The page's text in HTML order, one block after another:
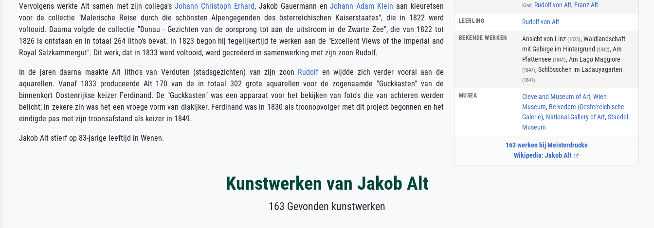
Kind: Rudolf von Alt, Franz Alt
LEERLING Rudolf von Alt
BEKENDE WERKEN Ansicht von Linz (1823), Waldlandschaft
mit Gebirge im Hintergrund (1842), Am
Plattensee (1841), Am Lago Maggiore
(1847), Schlösschen im Ladauyagarten
(1841)
MUSEA Cleveland Museum of Art, Wien
Museum, Belvedere (Oesterreichische
Galerie), National Gallery of Art, Staedel
Museum
163 werken bij Meisterdrucke
Wikipedia: Jakob Alt
Vervolgens werkte Alt samen met zijn collega'sJohann Christoph Erhard, Jakob Gauermann enJohann Adam Klein aan kleuretsen
voor de collectie "Malerische Reise durch die schönsten Alpengegenden des österreichischen Kaiserstaates", die in 1822 werd
voltooid. Daarna volgde de collectie "Donau - Gezichten van de oorsprong tot aan de uitstroom in de Zwarte Zee", die van 1822 tot
1826 is ontstaan en in totaal 264 litho's bevat. In 1823 begon hij tegelijkertijd te werken aan de "Excellent Views of the Imperial and
Royal Salzkammergut". Dit werk, dat in 1833 werd voltooid, werd gecreëerd in samenwerking met zijn zoon Rudolf.
In de jaren daarna maakte Alt litho's van Verduten (stadsgezichten) van zijn zoon Rudolf en wijdde zich verder vooral aan de
aquarellen. Vanaf 1833 produceerde Alt 170 van de in totaal 302 grote aquarellen voor de zogenaamde "Guckkasten" van de
binnenkort Oostenrijkse keizer Ferdinand. De "Guckkasten" was een apparaat voor het bekijken van foto's die van achteren werden
belicht; in zekere zin was het een vroege vorm van diakijker. Ferdinand was in 1830 als troonopvolger met dit project begonnen en het
eindigde pas met zijn troonsafstand als keizer in 1849.
Jakob Alt stierf op 83-jarige leeftijd in Wenen.
Kunstwerken van Jakob Alt
163 Gevonden kunstwerken